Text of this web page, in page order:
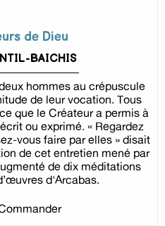
de Dieu
BAICHIS
hommes au crépuscule
de leur vocation. Tous
que le Créateur a permis à
ou exprimé. « Regardez
vous faire par elles » disait
de cet entretien mené par
de dix méditations
d'Arcabas.